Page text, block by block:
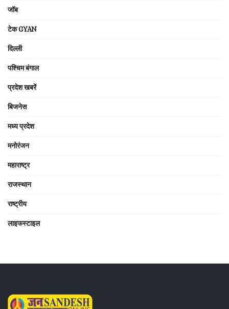
जॉब
टेक GYAN
दिल्ली
पश्चिम बंगाल
प्रदेश खबरें
बिजनेस
मध्य प्रदेश
मनोरंजन
महाराष्ट्र
राजस्थान
राष्ट्रीय
लाइफस्टाइल